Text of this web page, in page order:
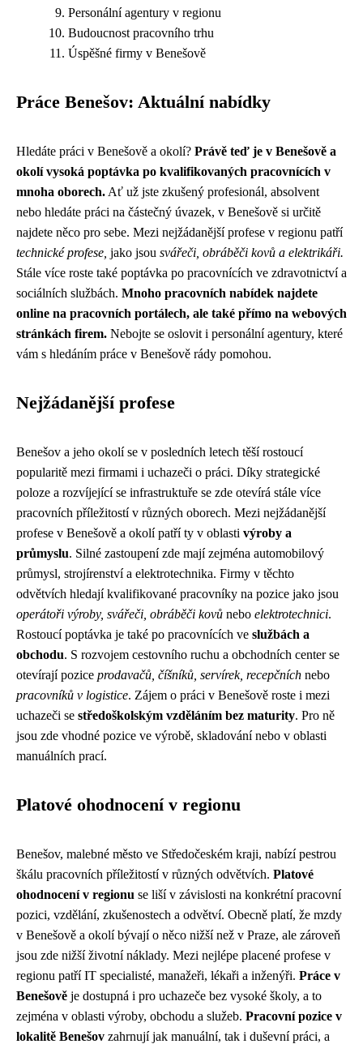
Personální agentury v regionu
Budoucnost pracovního trhu
Úspěšné firmy v Benešově
Práce Benešov: Aktuální nabídky
Hledáte práci v Benešově a okolí? Právě teď je v Benešově a
okolí vysoká poptávka po kvalifikovaných pracovnících v
mnoha oborech. Ať už jste zkušený profesionál, absolvent
nebo hledáte práci na částečný úvazek, v Benešově si určitě
najdete něco pro sebe. Mezi nejžádanější profese v regionu patří
technické profese, jako jsou svářeči, obráběči kovů a elektrikáři.
Stále více roste také poptávka po pracovnících ve zdravotnictví a
sociálních službách. Mnoho pracovních nabídek najdete
online na pracovních portálech, ale také přímo na webových
stránkách firem. Nebojte se oslovit i personální agentury, které
vám s hledáním práce v Benešově rády pomohou.
Nejžádanější profese
Benešov a jeho okolí se v posledních letech těší rostoucí
popularitě mezi firmami i uchazeči o práci. Díky strategické
poloze a rozvíjející se infrastruktuře se zde otevírá stále více
pracovních příležitostí v různých oborech. Mezi nejžádanější
profese v Benešově a okolí patří ty v oblasti výroby a
průmyslu. Silné zastoupení zde mají zejména automobilový
průmysl, strojírenství a elektrotechnika. Firmy v těchto
odvětvích hledají kvalifikované pracovníky na pozice jako jsou
operátoři výroby, svářeči, obráběči kovů nebo elektrotechnici.
Rostoucí poptávka je také po pracovnících ve službách a
obchodu. S rozvojem cestovního ruchu a obchodních center se
otevírají pozice prodavačů, číšníků, servírek, recepčních nebo
pracovníků v logistice. Zájem o práci v Benešově roste i mezi
uchazeči se středoškolským vzděláním bez maturity. Pro ně
jsou zde vhodné pozice ve výrobě, skladování nebo v oblasti
manuálních prací.
Platové ohodnocení v regionu
Benešov, malebné město ve Středočeském kraji, nabízí pestrou
škálu pracovních příležitostí v různých odvětvích. Platové
ohodnocení v regionu se liší v závislosti na konkrétní pracovní
pozici, vzdělání, zkušenostech a odvětví. Obecně platí, že mzdy
v Benešově a okolí bývají o něco nižší než v Praze, ale zároveň
jsou zde nižší životní náklady. Mezi nejlépe placené profese v
regionu patří IT specialisté, manažeři, lékaři a inženýři. Práce v
Benešově je dostupná i pro uchazeče bez vysoké školy, a to
zejména v oblasti výroby, obchodu a služeb. Pracovní pozice v
lokalitě Benešov zahrnují jak manuální, tak i duševní práci, a